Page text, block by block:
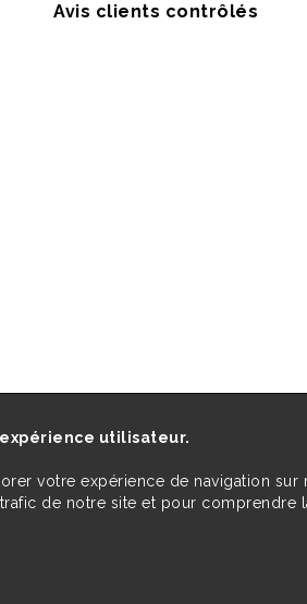
Avis clients contrôlés
utilisateur.
votre expérience de navigation sur
de notre site et pour comprendre